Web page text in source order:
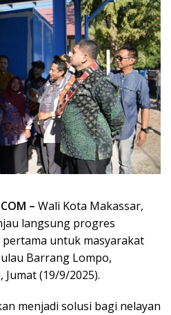
– Wali Kota Makassar,
langsung progres
untuk masyarakat
Barrang Lompo,
(19/9/2025).
menjadi solusi bagi nelayan